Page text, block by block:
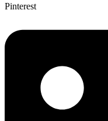
Pinterest